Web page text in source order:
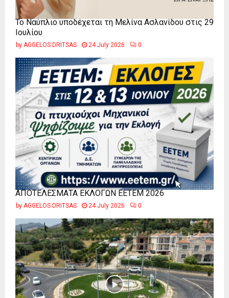
Το Ναύπλιο υποδέχεται τη Μελίνα Ασλανίδου στις 29
Ιουλίου
by AGGELOS DRITSAS 24 July 2026 0
ΑΠΟΤΕΛΕΣΜΑΤΑ ΕΚΛΟΓΩΝ ΕΕΤΕΜ 2026
by AGGELOS DRITSAS 24 July 2026 0